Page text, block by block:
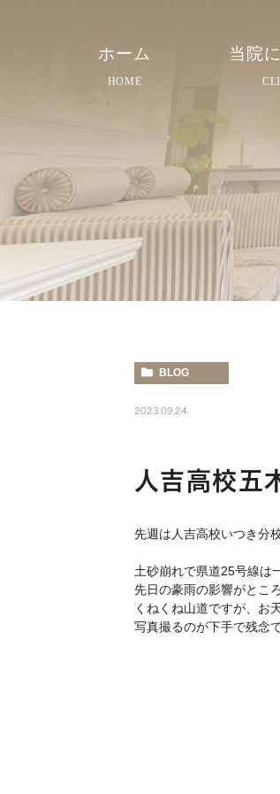
ホーム
HOME
当院
院内紹介
スタッフ紹介
BLOG
2023.09.24
人吉高校五
先週は人吉高校いつき分
土砂崩れで県道25号線は
先日の豪雨の影響がとこ
くねくね山道ですが、お
写真撮るのが下手で残念